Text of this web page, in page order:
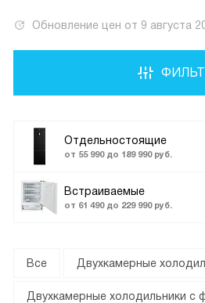
Обновление цен от 9 августа
Отдельностоящие
от 55 990 до 189 990 руб.
Встраиваемые
от 61 490 до 229 990 руб.
Все Двухкамерные
Двухкамерные холодильники с